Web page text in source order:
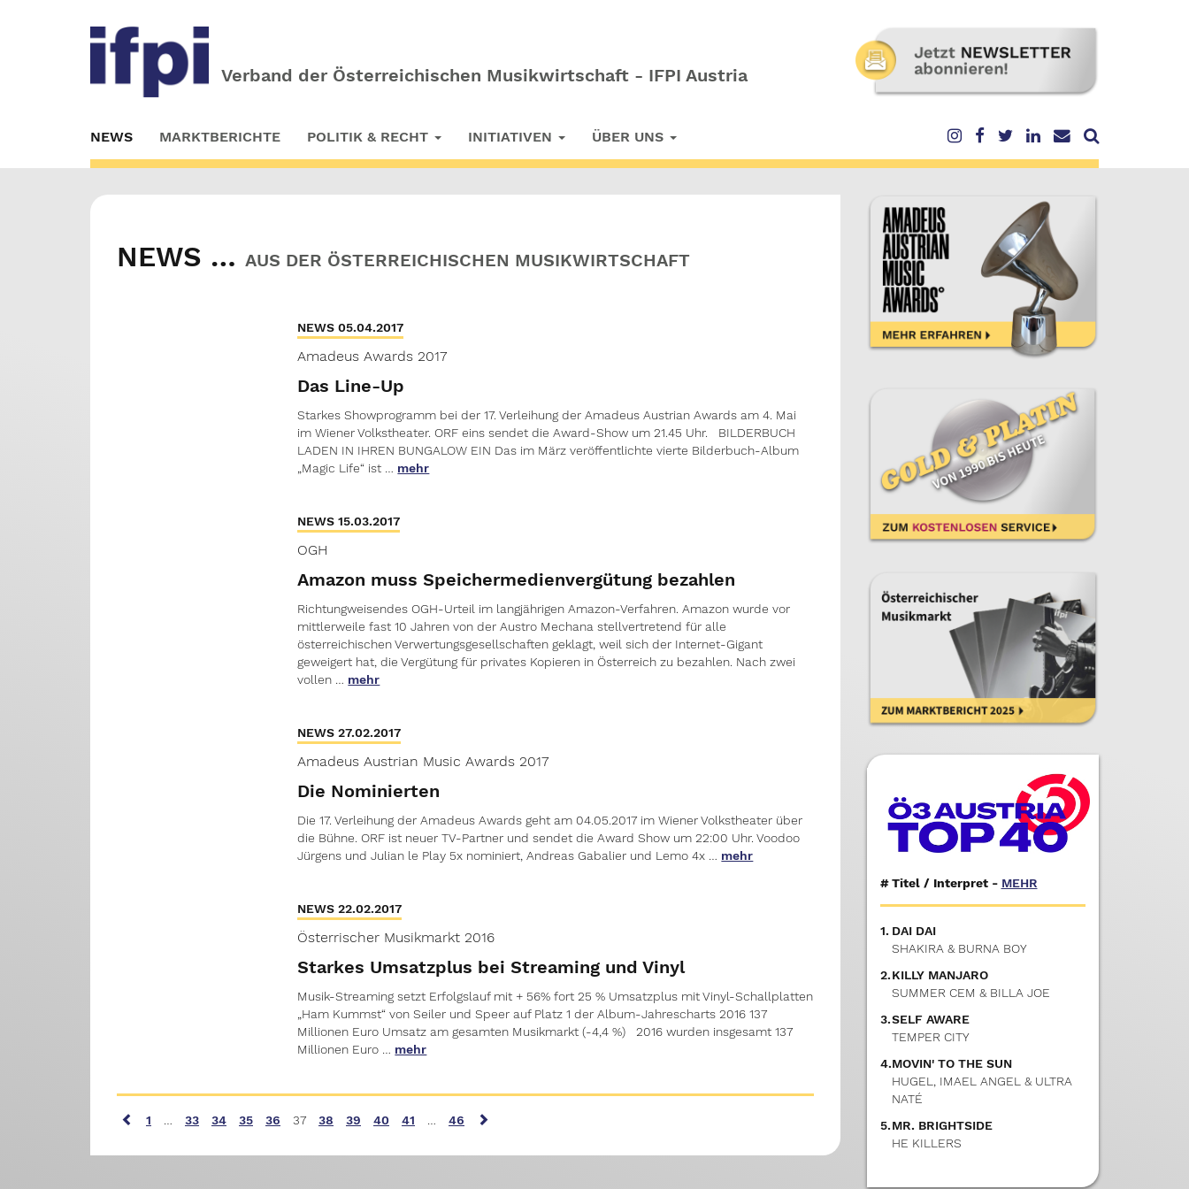
Verband der Österreichischen Musikwirtschaft - IFPI Austria
to
main
NEWS MARKTBERICHTE POLITIK & RECHT INITIATIVEN ÜBER UNS
NEWS … AUS DER ÖSTERREICHISCHEN MUSIKWIRTSCHAFT
NEWS 05.04.2017
Amadeus Awards 2017
Das Line-Up
Starkes Showprogramm bei der 17. Verleihung der Amadeus Austrian Awards am 4. Mai
im Wiener Volkstheater. ORF eins sendet die Award-Show um 21.45 Uhr. BILDERBUCH
LADEN IN IHREN BUNGALOW EIN Das im März veröffentlichte vierte Bilderbuch-Album
„Magic Life“ ist … mehr
NEWS 15.03.2017
OGH
Amazon muss Speichermedienvergütung bezahlen
Richtungweisendes OGH-Urteil im langjährigen Amazon-Verfahren. Amazon wurde vor
mittlerweile fast 10 Jahren von der Austro Mechana stellvertretend für alle
österreichischen Verwertungsgesellschaften geklagt, weil sich der Internet-Gigant
geweigert hat, die Vergütung für privates Kopieren in Österreich zu bezahlen. Nach zwei
vollen … mehr
NEWS 27.02.2017
Amadeus Austrian Music Awards 2017
Die Nominierten
Die 17. Verleihung der Amadeus Awards geht am 04.05.2017 im Wiener Volkstheater über
die Bühne. ORF ist neuer TV-Partner und sendet die Award Show um 22:00 Uhr. Voodoo
Jürgens und Julian le Play 5x nominiert, Andreas Gabalier und Lemo 4x … mehr
NEWS 22.02.2017
Österrischer Musikmarkt 2016
Starkes Umsatzplus bei Streaming und Vinyl
Musik-Streaming setzt Erfolgslauf mit + 56% fort 25 % Umsatzplus mit Vinyl-Schallplatten
„Ham Kummst“ von Seiler und Speer auf Platz 1 der Album-Jahrescharts 2016 137
Millionen Euro Umsatz am gesamten Musikmarkt (-4,4 %) 2016 wurden insgesamt 137
Millionen Euro … mehr
1 … 33 34 35 36 37 38 39 40 41 … 46
# Titel / Interpret - MEHR
1. DAI DAI
SHAKIRA & BURNA BOY
2.KILLY MANJARO
SUMMER CEM & BILLA JOE
3.SELF AWARE
TEMPER CITY
4.MOVIN' TO THE SUN
HUGEL, IMAEL ANGEL & ULTRA
NATÉ
5.MR. BRIGHTSIDE
HE KILLERS